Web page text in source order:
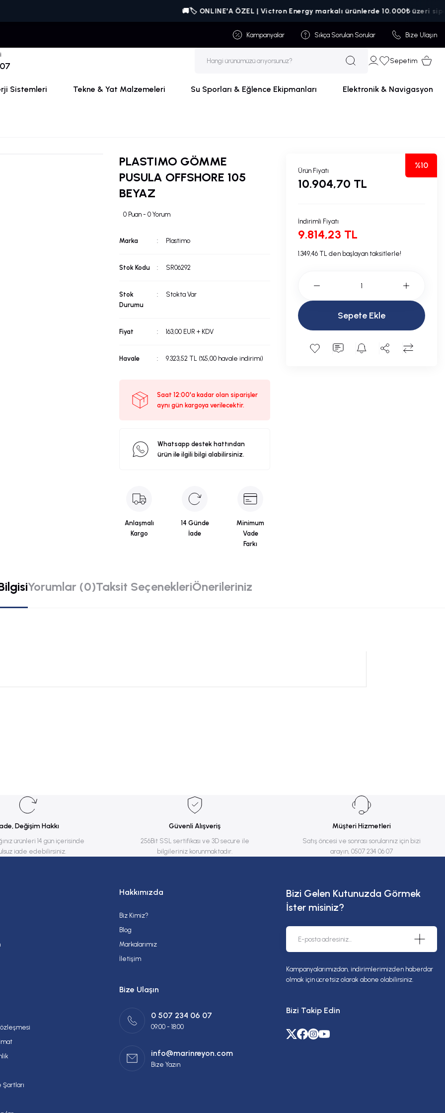
Kampanyalar Sıkça Sorulan Sorular Bize Ulaşın
Sepetim
Sistemleri Tekne & Yat Malzemeleri Su Sporları & Eğlence Ekipmanları Elektronik & Navigasyon
🚚🏷️ ONLINE'A ÖZEL | Victron Energy markalı ürünlerde 10.000₺ üzeri
PLASTIMO GÖMME
PUSULA OFFSHORE 105
BEYAZ
0 Puan - 0 Yorum
Marka Plastimo
Stok Kodu SR06292
Stok
Durumu
Stokta Var
Fiyat 163,00 EUR + KDV
Havale 9.323,52 TL (%5,00 havale indirimi)
Saat 12:00'a kadar olan siparişler
aynı gün kargoya verilecektir.
Whatsapp destek hattından
ürün ile ilgili bilgi alabilirsiniz.
Anlaşmalı
Kargo
14 Günde
İade
Minimum
Vade
Farkı
%10
Ürün Fiyatı
10.904,70 TL
İndirimli Fiyatı
9.814,23 TL
1.349,46 TL den başlayan taksitlerle!
Sepete Ekle
Yorumlar (0)Taksit SeçenekleriÖnerileriniz
Değişim Hakkı
ürünleri 14 gün içerisinde
iade edebilirsiniz.
Güvenli Alışveriş
256Bit SSL sertifikası ve 3D secure ile
bilgileriniz korunmaktadır.
Müşteri Hizmetleri
Satış öncesi ve sonrası sorularınız için bizi
arayın, 0507 234 06 07
Hakkımızda
Biz Kimiz?
Blog
Markalarımız
İletişim
Bize Ulaşın
0 507 234 06 07
09:00 - 18:00
info@marinreyon.com
Bize Yazın
Bizi Gelen Kutunuzda Görmek
İster misiniz?
Kampanyalarımızdan, indirimlerimizden haberdar
olmak için ücretsiz olarak abone olabilirsiniz.
Bizi Takip Edin